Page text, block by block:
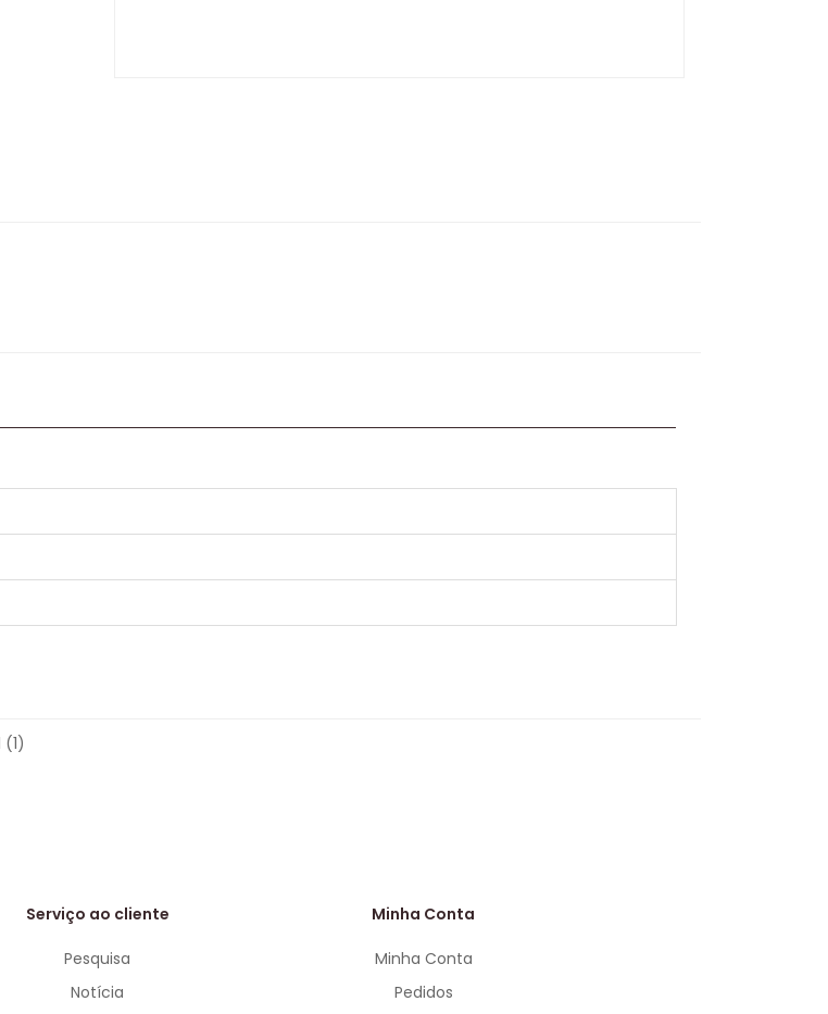
(1)
Serviço ao cliente
Pesquisa
Notícia
Minha Conta
Minha Conta
Pedidos